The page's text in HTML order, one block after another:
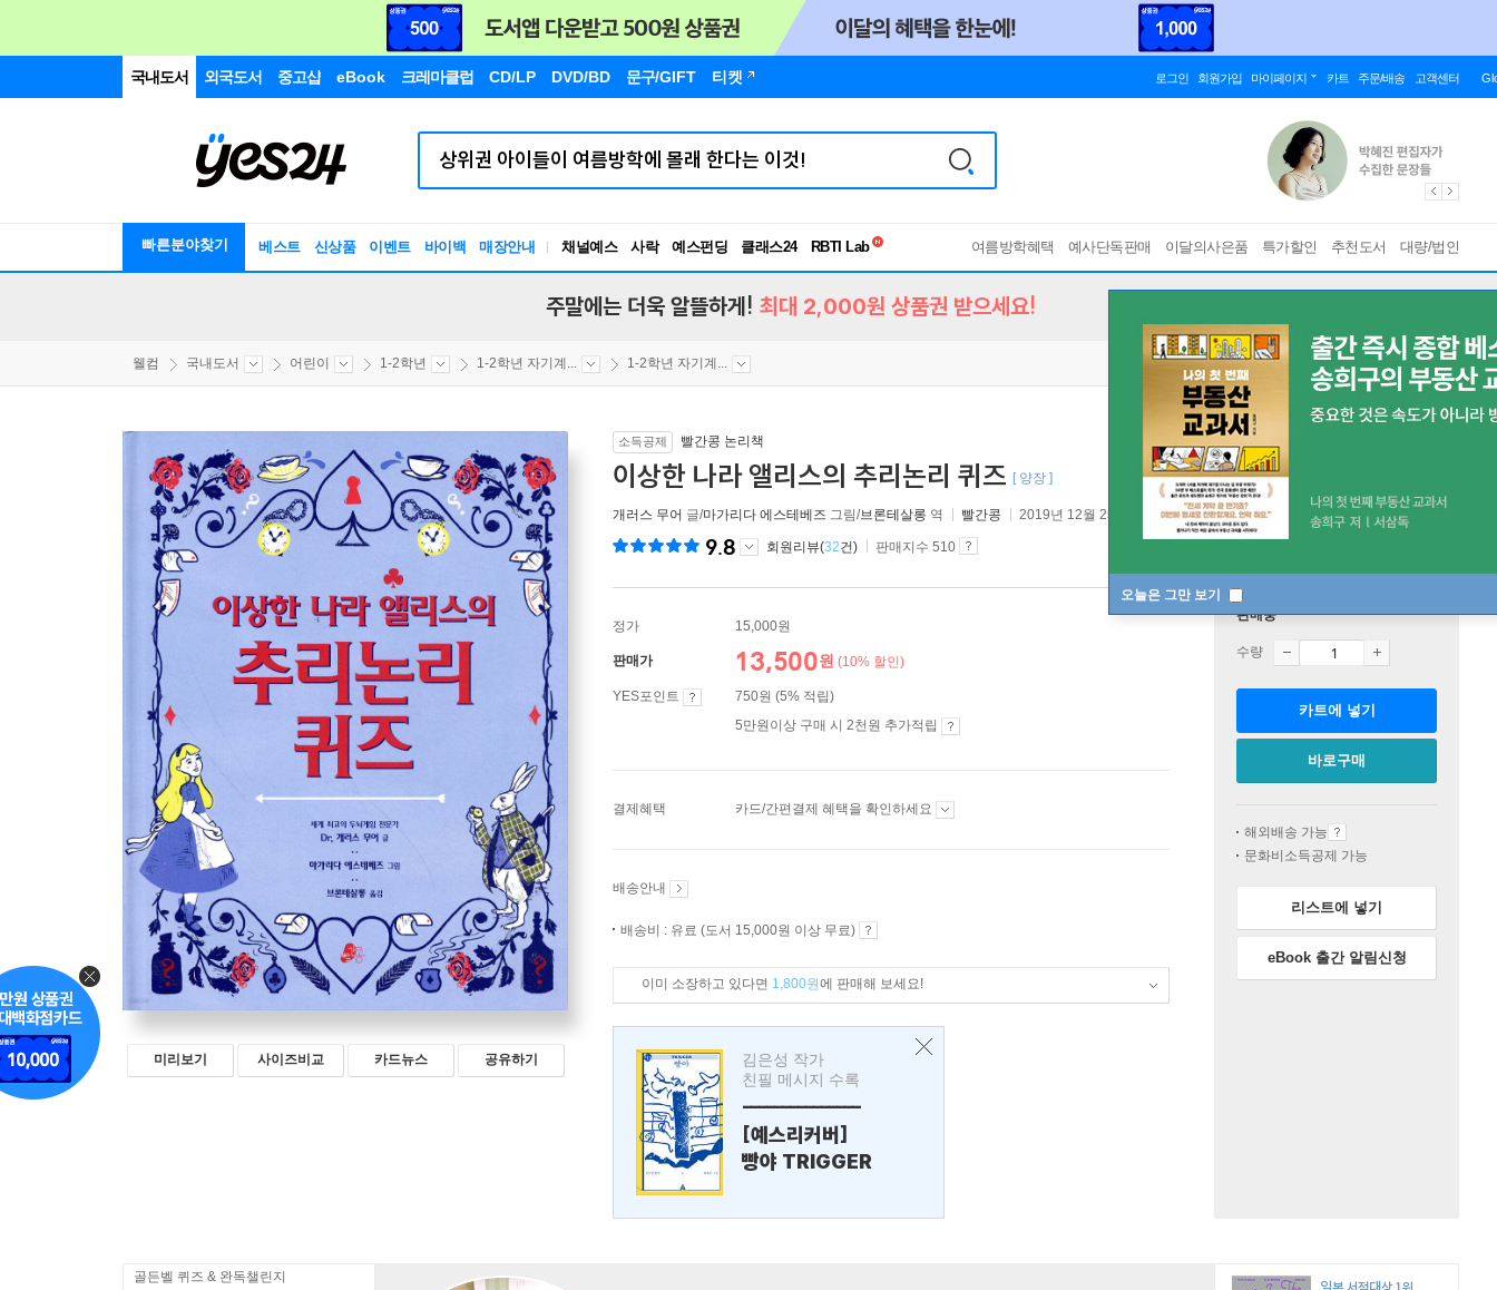
국내도서 외국도서 중고샵 eBook 크레마클럽 CD/LP DVD/BD 문구/GIFT 티켓 로그인 회원가입 마이페이지 카트 주문/배송 고객센터
빠른분야찾기 베스트 신상품 이벤트 바이백 매장안내 채널예스 사락 예스펀딩 클래스24
독서유형검사
여름방학혜택 예사단독판매 이달의사은품 특가할인 추천도서 대량/법인
오늘은 그만 보기
주말에는 더욱 알뜰하게! 최대 2,000원 상품권 받으세요!
웰컴 국내도서 어린이 1-2학년 1-2학년 자기계... 1-2학년 자기계...
미리보기 사이즈비교 카드뉴스 공유하기
소득공제 빨간콩 논리책
이상한 나라 앨리스의 추리논리 퀴즈 [ 양장 ]
개러스 무어 글/마가리다 에스테베즈 그림/브론테살롱 역 빨간콩 2019년 12월 25일
9.8 회원리뷰(32건) 판매지수 510
정가 15,000원
판매가 13,500원 (10% 할인)
YES포인트
750원 (5% 적립)
5만원이상 구매 시 2천원 추가적립
결제혜택 카드/간편결제 혜택을 확인하세요
배송안내
배송비 : 유료 (도서 15,000원 이상 무료)
이미 소장하고 있다면 1,800원에 판매해 보세요!
김은성 작가
친필 메시지 수록
---------------
[예스리커버]
빵야 TRIGGER
판매중
수량
카트에 넣기
바로구매
해외배송 가능
문화비소득공제 가능
리스트에 넣기
eBook 출간 알림신청
골든벨 퀴즈 & 완독챌린지